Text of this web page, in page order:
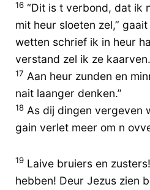
16 “Dit is t verbond, dat ik
mit heur sloeten zel,”
wetten schrief ik in heur
verstand zel ik ze kaarven.
17 Aan heur zunden en
nait laanger denken.”
18 As dij dingen vergeven
gain verlet meer om n
19 Laive bruiers en
hebben! Deur Jezus zien